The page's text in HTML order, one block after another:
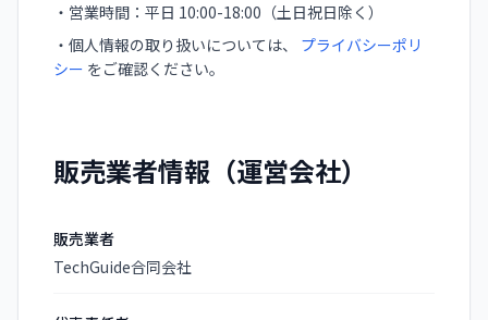
・営業時間：平日 10:00-18:00（土日祝日除く）
・個人情報の取り扱いについては、 プライバシーポリ
シー をご確認ください。
販売業者情報（運営会社）
販売業者
TechGuide合同会社